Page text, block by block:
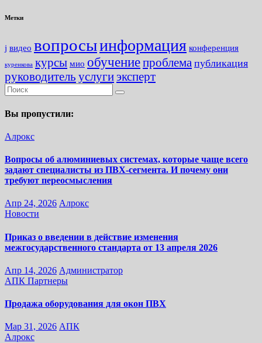
Метки
j видео вопросыинформация конференция
куренкова курсы мио обучениепроблема публикация
руководитель услуги эксперт
Вы пропустили:
Алрокс
Вопросы об алюминиевых системах, которые чаще всего
задают специалисты из ПВХ-сегмента. И почему они
требуют переосмысления
Апр 24, 2026 Алрокс
Новости
Приказ о введении в действие изменения
межгосударственного стандарта от 13 апреля 2026
Апр 14, 2026 Администратор
АПК Партнеры
Продажа оборудования для окон ПВХ
Мар 31, 2026 АПК
Алрокс